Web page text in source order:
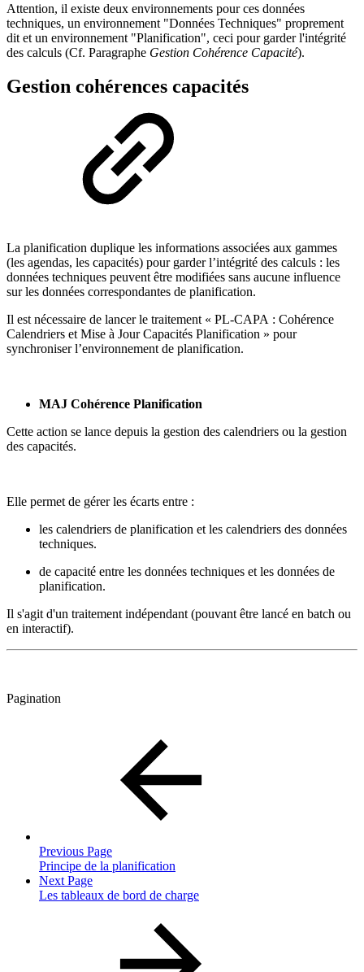
Attention, il existe deux environnements pour ces données
techniques, un environnement "Données Techniques" proprement
dit et un environnement "Planification", ceci pour garder l'intégrité
des calculs (Cf. Paragraphe Gestion Cohérence Capacité).
Gestion cohérences capacités
La planification duplique les informations associées aux gammes
(les agendas, les capacités) pour garder l’intégrité des calculs : les
données techniques peuvent être modifiées sans aucune influence
sur les données correspondantes de planification.
Il est nécessaire de lancer le traitement « PL-CAPA : Cohérence
Calendriers et Mise à Jour Capacités Planification » pour
synchroniser l’environnement de planification.
MAJ Cohérence Planification
Cette action se lance depuis la gestion des calendriers ou la gestion
des capacités.
Elle permet de gérer les écarts entre :
les calendriers de planification et les calendriers des données
techniques.
de capacité entre les données techniques et les données de
planification.
Il s'agit d'un traitement indépendant (pouvant être lancé en batch ou
en interactif).
Pagination
Previous Page
Principe de la planification
Next Page
Les tableaux de bord de charge